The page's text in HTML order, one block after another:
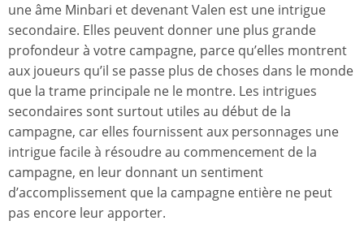
une âme Minbari et devenant Valen est une intrigue
secondaire. Elles peuvent donner une plus grande
profondeur à votre campagne, parce qu’elles montrent
aux joueurs qu’il se passe plus de choses dans le monde
que la trame principale ne le montre. Les intrigues
secondaires sont surtout utiles au début de la
campagne, car elles fournissent aux personnages une
intrigue facile à résoudre au commencement de la
campagne, en leur donnant un sentiment
d’accomplissement que la campagne entière ne peut
pas encore leur apporter.